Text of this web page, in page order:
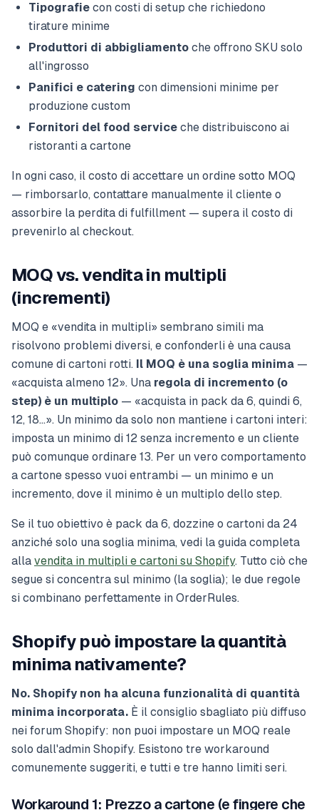
Tipografie con costi di setup che richiedono
tirature minime
Produttori di abbigliamento che offrono SKU solo
all'ingrosso
Panifici e catering con dimensioni minime per
produzione custom
Fornitori del food service che distribuiscono ai
ristoranti a cartone
In ogni caso, il costo di accettare un ordine sotto MOQ
— rimborsarlo, contattare manualmente il cliente o
assorbire la perdita di fulfillment — supera il costo di
prevenirlo al checkout.
MOQ vs. vendita in multipli
(incrementi)
MOQ e «vendita in multipli» sembrano simili ma
risolvono problemi diversi, e confonderli è una causa
comune di cartoni rotti. Il MOQ è una soglia minima —
«acquista almeno 12». Una regola di incremento (o
step) è un multiplo — «acquista in pack da 6, quindi 6,
12, 18…». Un minimo da solo non mantiene i cartoni interi:
imposta un minimo di 12 senza incremento e un cliente
può comunque ordinare 13. Per un vero comportamento
a cartone spesso vuoi entrambi — un minimo e un
incremento, dove il minimo è un multiplo dello step.
Se il tuo obiettivo è pack da 6, dozzine o cartoni da 24
anziché solo una soglia minima, vedi la guida completa
alla vendita in multipli e cartoni su Shopify. Tutto ciò che
segue si concentra sul minimo (la soglia); le due regole
si combinano perfettamente in OrderRules.
Shopify può impostare la quantità
minima nativamente?
No. Shopify non ha alcuna funzionalità di quantità
minima incorporata. È il consiglio sbagliato più diffuso
nei forum Shopify: non puoi impostare un MOQ reale
solo dall'admin Shopify. Esistono tre workaround
comunemente suggeriti, e tutti e tre hanno limiti seri.
Workaround 1: Prezzo a cartone (e fingere che